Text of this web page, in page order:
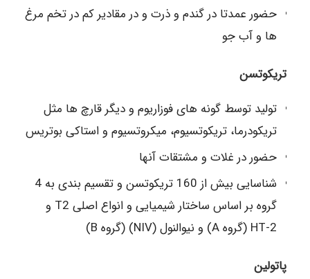
حضور عمدتا در گندم و ذرت و در مقادیر کم در تخم مرغ
ها و آب جو
تریکوتسن
تولید توسط گونه های فوزاریوم و دیگر قارچ ها مثل
تریکودرما، تریکوتسیوم، میکروتسیوم و استاکی بوتریس
حضور در غلات و مشتقات آنها
شناسایی بیش از 160 تریکوتسن و تقسیم بندی به 4
گروه بر اساس ساختار شیمیایی و انواع اصلی T2 و
HT-2 (گروه A) و نیوالنول (NIV) (گروه B)
پاتولین